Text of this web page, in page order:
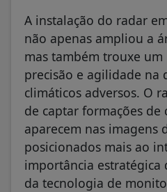
A instalação do radar
não apenas ampliou a
mas também trouxe
precisão e agilidade na
climáticos adversos. O
de captar formações de
aparecem nas imagens
posicionados mais ao
importância estratégica
da tecnologia de